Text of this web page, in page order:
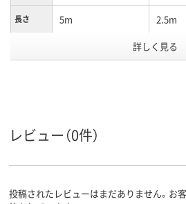
長さ 5m 2.5m
3P(3ピ
スコア
詳しく見る
レビュー（0件）
投稿されたレビューはまだありません。お